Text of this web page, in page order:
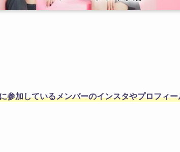
参加しているメンバーのインスタやプロフィ